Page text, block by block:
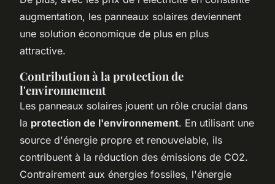
augmentation, les panneaux solaires deviennent
une solution économique de plus en plus
attractive.
Contribution à la protection de
l'environnement
Les panneaux solaires jouent un rôle crucial dans
la protection de l'environnement. En utilisant une
source d'énergie propre et renouvelable, ils
contribuent à la réduction des émissions de CO2.
Contrairement aux énergies fossiles, l'énergie